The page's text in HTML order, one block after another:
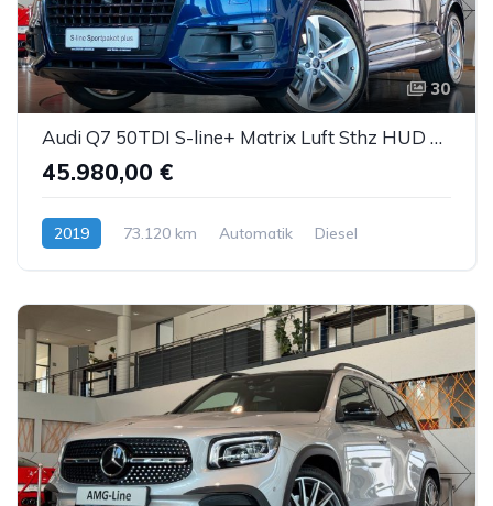
30
Audi Q7 50TDI S-line+ Matrix Luft Sthz HUD AHK ACC 7S
45.980,00 €
2019 73.120 km Automatik Diesel